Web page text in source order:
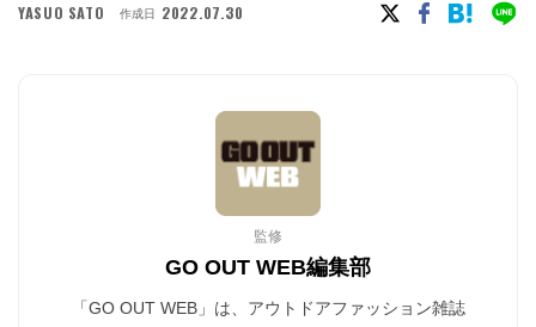
YASUO SATO 作成日 2022.07.30
監修
GO OUT WEB編集部
「GO OUT WEB」は、アウトドアファッション雑誌